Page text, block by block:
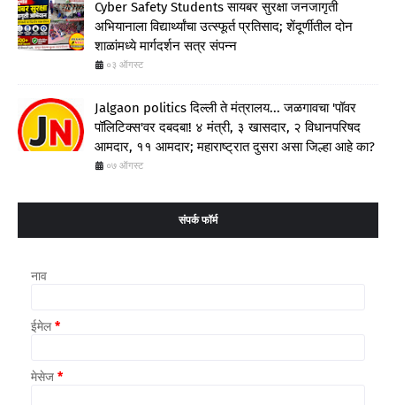
Cyber Safety Students सायबर सुरक्षा जनजागृती
अभियानाला विद्यार्थ्यांचा उत्स्फूर्त प्रतिसाद; शेंदूर्णीतील दोन
शाळांमध्ये मार्गदर्शन सत्र संपन्न
०३ ऑगस्ट
Jalgaon politics दिल्ली ते मंत्रालय... जळगावचा 'पॉवर
पॉलिटिक्स'वर दबदबा! ४ मंत्री, ३ खासदार, २ विधानपरिषद
आमदार, ११ आमदार; महाराष्ट्रात दुसरा असा जिल्हा आहे का?
०७ ऑगस्ट
संपर्क फॉर्म
नाव
ईमेल*
मेसेज *